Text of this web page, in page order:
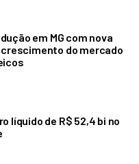
em MG com nova
do mercado
líquido de R$ 52,4 bi no